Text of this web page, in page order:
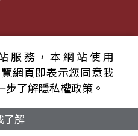
播電臺 版權所有
條款 隱私權條款
服務，本網站使用
網頁即表示您同意我
了解隱私權政策。
了解